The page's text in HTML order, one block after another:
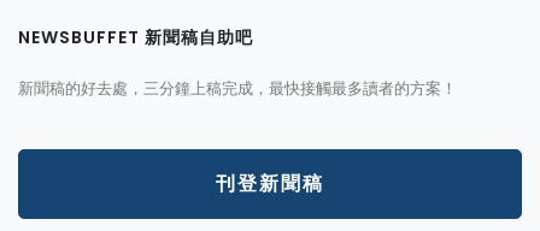
NEWSBUFFET 新聞稿自助吧
新聞稿的好去處，三分鐘上稿完成，最快接觸最多讀者的方案！
刊登新聞稿